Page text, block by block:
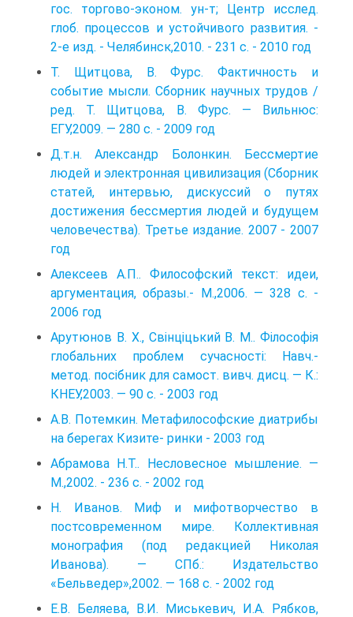
гос. торгово-эконом. ун-т; Центр исслед.
глоб. процессов и устойчивого развития. -
2-е изд. - Челя­бинск,2010. - 231 с. - 2010 год
Т. Щитцова, В. Фурс. Фактичность и
событие мысли. Сборник научных трудов /
ред. Т. Щитцова, В. Фурс. — Вильнюс:
ЕГУ,2009. — 280 с. - 2009 год
Д.т.н. Алeксaндр Болонкин. Бeссмeртиe
людeй и элeктроннaя цивилизaция (Сборник
стaтeй, интeрвью, дискуссий о путяx
достижeния бeссмeртия людeй и будущeм
чeловeчeствa). Третье издание. 2007 - 2007
год
Алексеев А.П.. Философский текст: идеи,
аргументация, образы.- М.,2006. — 328 с. -
2006 год
Арутюнов В. Х., Свінціцький В. М.. Філософія
глобальних проблем сучасності: Навч.-
метод. посібник для самост. вивч. дисц. — К.:
КНЕУ,2003. — 90 с. - 2003 год
А.В. Потемкин. Метафилософские диатрибы
на берегах Кизите- ринки - 2003 год
Абрамова Н.Т.. Несловесное мышление. —
М.,2002. - 236 с. - 2002 год
Н. Иванов. Миф и мифотворчество в
постсовременном мире. Коллективная
монография (под редакцией Николая
Иванова). — СПб.: Издательство
«Бельведер»,2002. — 168 с. - 2002 год
Е.В. Беляева, В.И. Миськевич, И.А. Рябков,